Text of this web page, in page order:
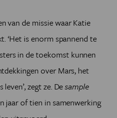
van de missie waar Katie
‘Het is enorm spannend te
in de toekomst kunnen
over Mars, het
leven’, zegt ze. Desample
jaar of tien in samenwerking